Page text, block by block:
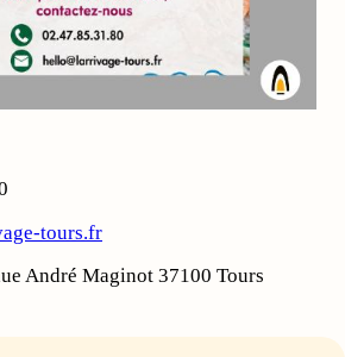
tours.fr
André Maginot 37100 Tours